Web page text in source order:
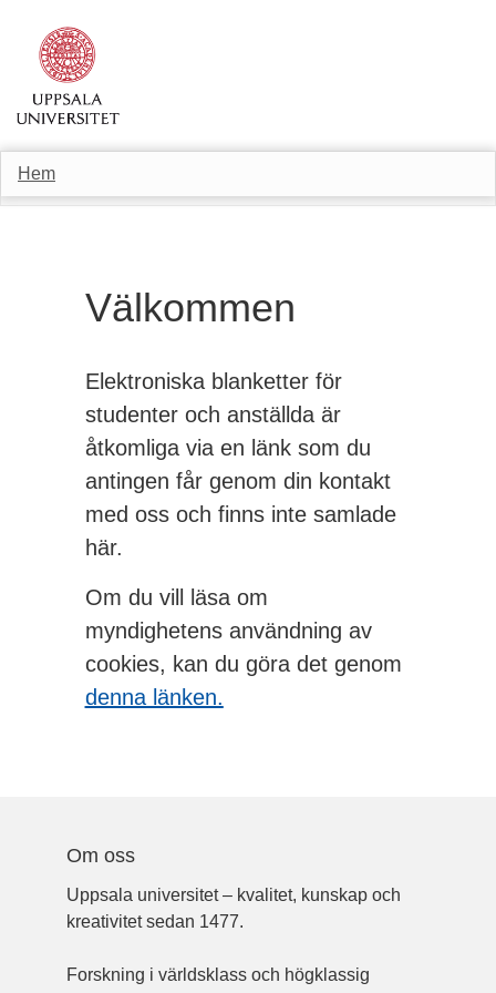
Hem
Välkommen
Elektroniska blanketter för
studenter och anställda är
åtkomliga via en länk som du
antingen får genom din kontakt
med oss och finns inte samlade
här.
Om du vill läsa om
myndighetens användning av
cookies, kan du göra det genom
denna länken.
Om oss
Uppsala universitet – kvalitet, kunskap och
kreativitet sedan 1477.
Forskning i världsklass och högklassig